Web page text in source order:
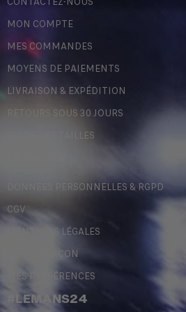
MON COMPTE
MES COMMANDES
MOYENS DE PAIEMENTS
LIVRAISON & EXPÉDITION
RETOURS SOUS 30 JOURS
GUIDE DES TAILLES
DONNÉES PERSONNELLES & RGPD
CGV
MENTIONS LÉGALES
CONTREFAÇON
MES PRÉFÉRENCES
#LEMANS24